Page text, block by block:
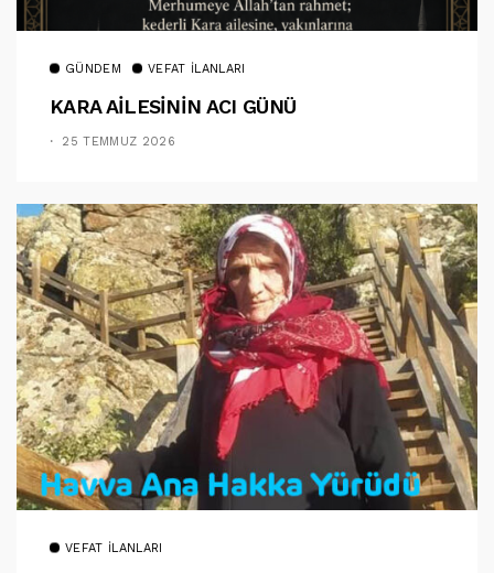
GÜNDEM VEFAT İLANLARI
KARA AİLESİNİN ACI GÜNÜ
25 TEMMUZ 2026
VEFAT İLANLARI